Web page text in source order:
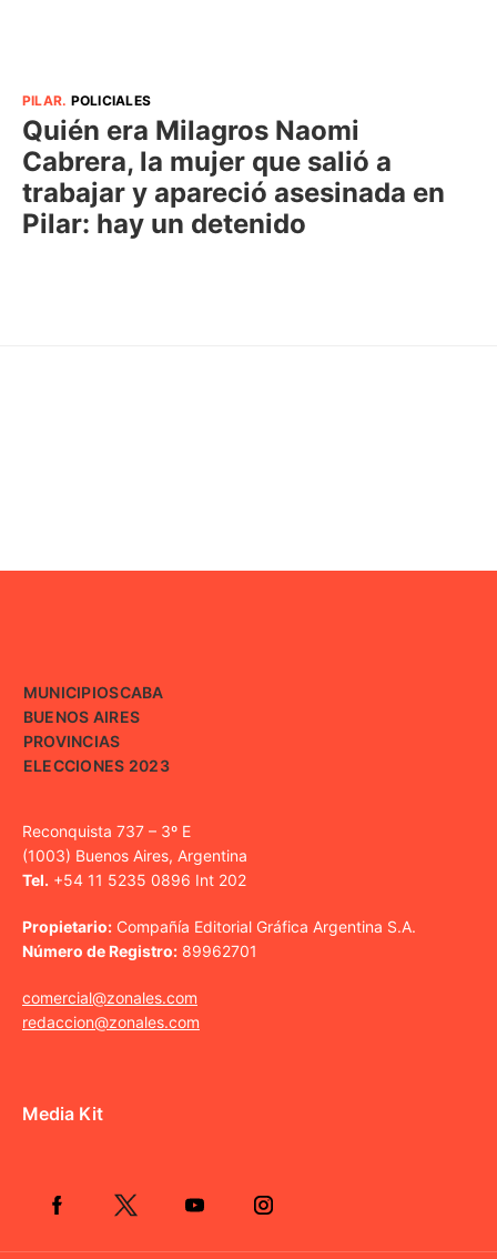
PILAR. POLICIALES
Quién era Milagros Naomi
Cabrera, la mujer que salió a
trabajar y apareció asesinada en
Pilar: hay un detenido
MUNICIPIOSCABA
BUENOS AIRES
PROVINCIAS
ELECCIONES 2023
Reconquista 737 – 3º E
(1003) Buenos Aires, Argentina
Tel. +54 11 5235 0896 Int 202
Propietario: Compañía Editorial Gráfica Argentina S.A.
Número de Registro: 89962701
comercial@zonales.com
redaccion@zonales.com
Media Kit